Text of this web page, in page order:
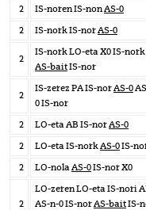
2
IS-noren IS-nonAS-0
2
IS-nork IS-norAS-0
2
IS-nork LO-eta X0 IS-
AS-baitIS-nor
2
IS-zerez PA IS-norAS-0
0 IS-nor
2
LO-eta AB IS-norAS-0
2
LO-eta IS-norkAS-0IS-
2
LO-nolaAS-0IS-nor X0
2
LO-zeren LO-eta IS-nori
AS-n-0 IS-norAS-baitIS-